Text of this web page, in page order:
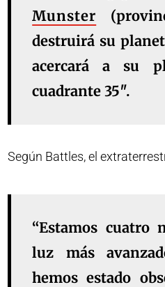
Munster
destruirá su
acercará a su
cuadrante 35″.
Según Battles, el
“Estamos cuatro
luz más
hemos estado